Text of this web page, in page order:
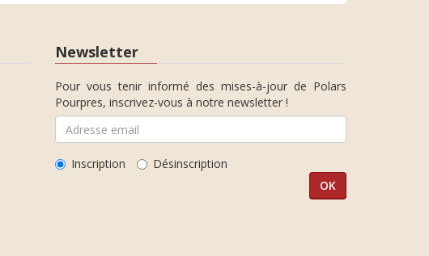
Newsletter
Pour vous tenir informé des mises-à-jour de Polars
Pourpres, inscrivez-vous à notre newsletter !
Inscription Désinscription